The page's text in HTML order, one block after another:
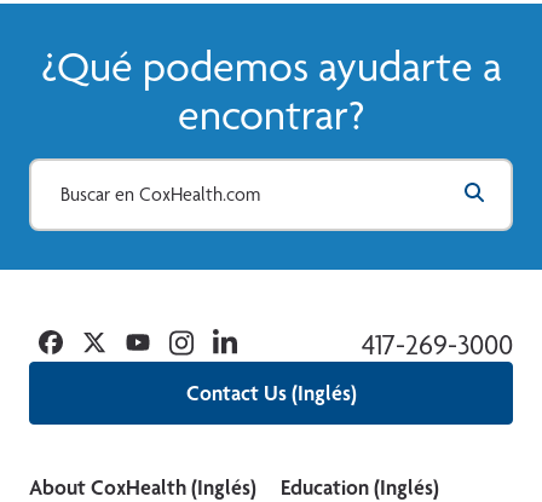
¿Qué podemos ayudarte a
encontrar?
Contact Us (Inglés)
417-269-3000
Facebook
TwitterYouTubeInstagramLinkedin
About CoxHealth (Inglés)
Education (Inglés)